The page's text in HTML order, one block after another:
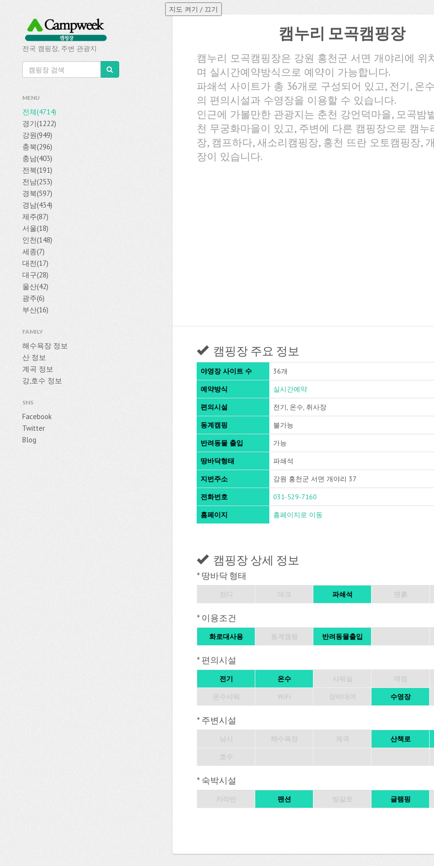
전국 캠핑장, 주변 관광지
MENU
전체(4714)
경기(1222)
강원(949)
충북(296)
충남(403)
전북(191)
전남(253)
경북(597)
경남(434)
제주(87)
서울(18)
인천(148)
세종(7)
대전(17)
대구(28)
울산(42)
광주(6)
부산(16)
FAMILY
해수욕장 정보
산 정보
계곡 정보
강,호수 정보
SNS
Facebook
Twitter
Blog
캠누리 모곡캠핑장
캠누리 모곡캠핑장은 강원 홍천군 서면 개야리에 위
며 실시간예약방식으로 예약이 가능합니다.
파쇄석 사이트가 총 36개로 구성되어 있고, 전기, 온
의 편의시설과 수영장을 이용할 수 있습니다.
인근에 가볼만한 관광지는 춘천 강언덕마을, 모곡밤
천 무궁화마을이 있고, 주변에 다른 캠핑장으로 캠누
장, 캠프하다, 새소리캠핑장, 홍천 뜨란 오토캠핑장,
장이 있습니다.
캠핑장 주요 정보
야영장 사이트 수 36개
예약방식 실시간예약
편의시설 전기, 온수, 취사장
동계캠핑 불가능
반려동물 출입 가능
땅바닥형태 파쇄석
지번주소 강원 홍천군 서면 개야리 37
전화번호 031-529-7160
홈페이지 홈페이지로 이동
캠핑장 상세 정보
* 땅바닥 형태
파쇄석
* 이용조건
화로대사용 반려동물출입
* 편의시설
전기 온수
수영장
* 주변시설
산책로
* 숙박시설
팬션 글램핑